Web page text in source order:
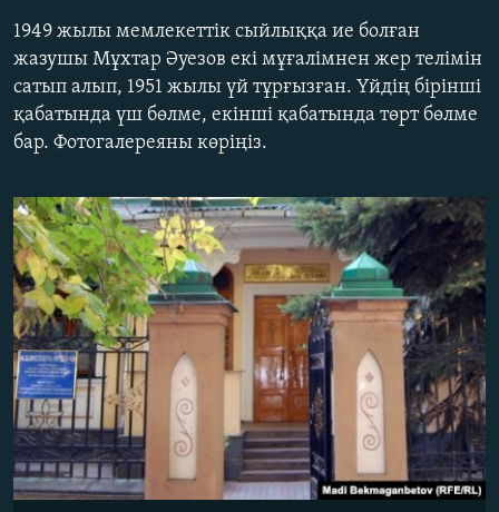
to
Search
ӘЛЕМ
АРНАЙЫ ЖОБАЛАР
Русский
ЖАЗЫЛЫҢЫЗ
Басқа тілдерде
1949 жылы мемлекеттік сыйлыққа ие болған
жазушы Мұхтар Әуезов екі мұғалімнен жер телімін
сатып алып, 1951 жылы үй тұрғызған. Үйдің бірінші
қабатында үш бөлме, екінші қабатында төрт бөлме
бар. Фотогалереяны көріңіз.